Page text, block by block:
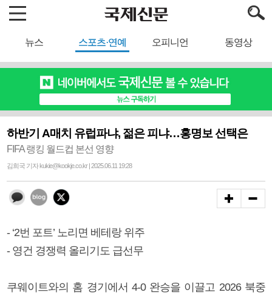
뉴스 스포츠·연예 오피니언 동영상
하반기 A매치 유럽파냐, 젊은 피냐…홍명보 선택은
FIFA 랭킹 월드컵 본선 영향
김희국 기자 kukie@kookje.co.kr | 2025.06.11 19:28
- ‘2번 포트’ 노리면 베테랑 위주
- 영건 경쟁력 올리기도 급선무
쿠웨이트와의 홈 경기에서 4-0 완승을 이끌고 2026 북중